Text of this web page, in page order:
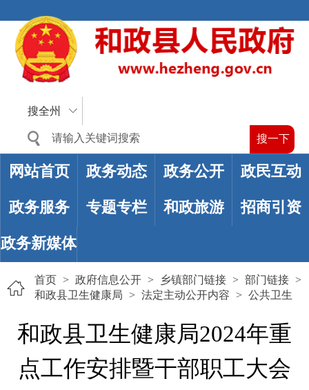
搜全州
网站首页 政务动态 政务公开 政民互动
政务服务 专题专栏 和政旅游 招商引资
政务新媒体
首页 > 政府信息公开 > 乡镇部门链接 > 部门链接 >
和政县卫生健康局 > 法定主动公开内容 > 公共卫生
和政县卫生健康局2024年重
点工作安排暨干部职工大会